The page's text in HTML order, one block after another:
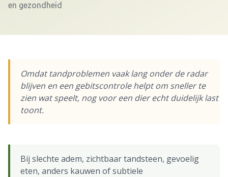
en gezondheid
Omdat tandproblemen vaak lang onder de radar
blijven en een gebitscontrole helpt om sneller te
zien wat speelt, nog voor een dier echt duidelijk last
toont.
Bij slechte adem, zichtbaar tandsteen, gevoelig
eten, anders kauwen of subtiele